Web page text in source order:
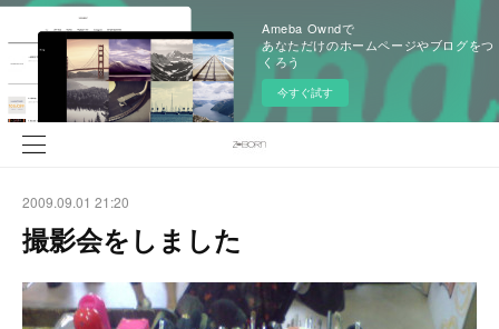
Ameba Owndで
あなただけのホームページやブログをつ
くろう
今すぐ試す
2009.09.01 21:20
撮影会をしました